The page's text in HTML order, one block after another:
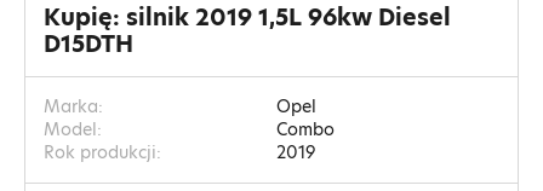
Kupię: silnik 2019 1,5L 96kw Diesel
D15DTH
Marka:
Opel
Model:
Combo
Rok produkcji:
2019